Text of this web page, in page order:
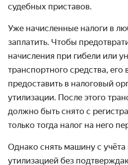
судебных приставов.
Уже начисленные налоги в
заплатить. Чтобы
начисления при гибели или
транспортного средства, его
предоставить в налоговый
утилизации. После этого
должно быть снято с
только тогда налог на него
Однако снять машину с учёта
утилизацией без